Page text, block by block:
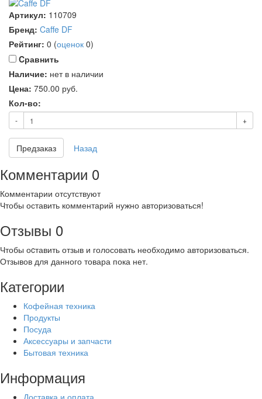
Артикул: 110709
Бренд: Caffe DF
Рейтинг: 0 (оценок 0)
Cравнить
Наличие: нет в наличии
Цена: 750.00 руб.
Кол-во:
- +
Предзаказ Назад
Комментарии 0
Комментарии отсутствуют
Чтобы оставить комментарий нужно авторизоваться!
Отзывы 0
Чтобы оcтавить отзыв и голосовать необходимо авторизоваться.
Отзывов для данного товара пока нет.
Категории
Кофейная техника
Продукты
Посуда
Аксессуары и запчасти
Бытовая техника
Информация